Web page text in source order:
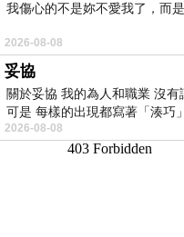
我傷心的不是妳不愛我了，而
2026-08-08
妥協
關於妥協 我的為人和職業 沒
可是 每樣的出現都寫著「湊巧
2026-08-08